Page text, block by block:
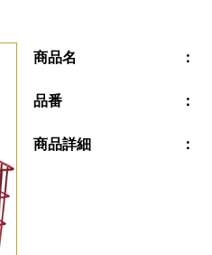
商品名
品番
商品詳細